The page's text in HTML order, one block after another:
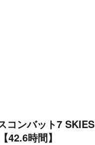
コンバット7 SKIES
42.6時間】